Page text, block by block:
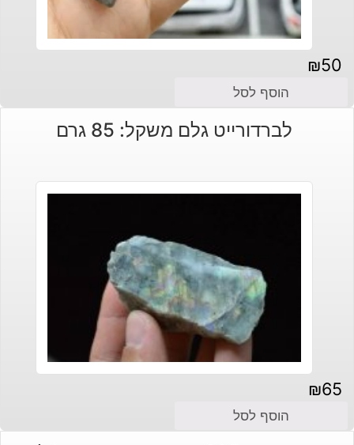
₪50
הוסף לסל
לברדורייט גלם משקל: 85 גרם
₪65
הוסף לסל